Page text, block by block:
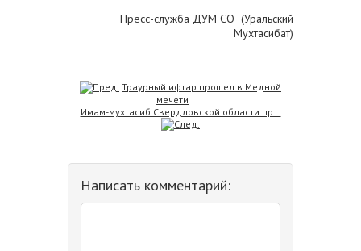
Пресс-служба ДУМ СО (Уральский
Мухтасибат)
Траурный ифтар прошел в Медной
мечети
Имам-мухтасиб Свердловской области пр...
Написать комментарий: